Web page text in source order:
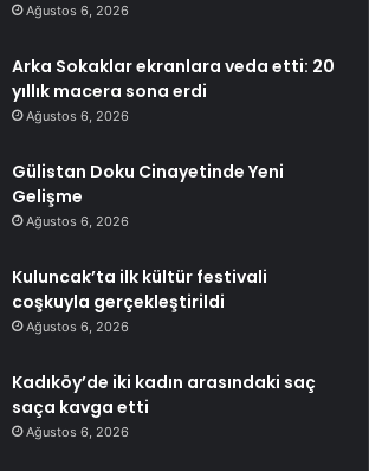
Ağustos 6, 2026
Arka Sokaklar ekranlara veda etti: 20
yıllık macera sona erdi
Ağustos 6, 2026
Gülistan Doku Cinayetinde Yeni
Gelişme
Ağustos 6, 2026
Kuluncak’ta ilk kültür festivali
coşkuyla gerçekleştirildi
Ağustos 6, 2026
Kadıköy’de iki kadın arasındaki saç
saça kavga etti
Ağustos 6, 2026